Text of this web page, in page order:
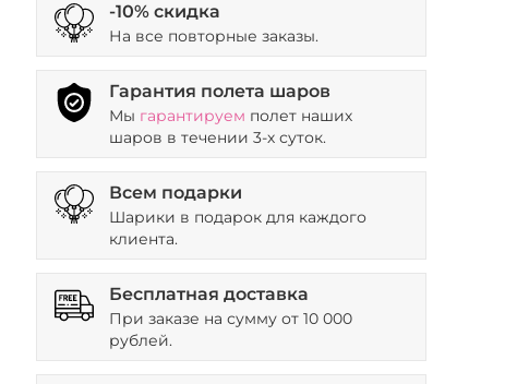
-10% скидка
На все повторные заказы.
Гарантия полета шаров
Мы гарантируем полет наших
шаров в течении 3-х суток.
Всем подарки
Шарики в подарок для каждого
клиента.
Бесплатная доставка
При заказе на сумму от 10 000
рублей.